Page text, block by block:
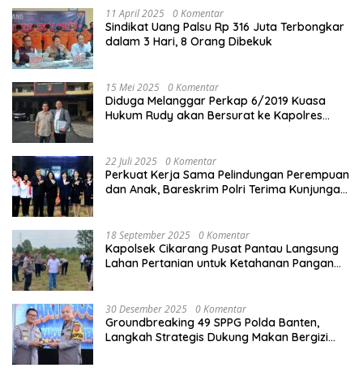
11 April 2025 0 Komentar
Sindikat Uang Palsu Rp 316 Juta Terbongkar
dalam 3 Hari, 8 Orang Dibekuk
15 Mei 2025 0 Komentar
Diduga Melanggar Perkap 6/2019 Kuasa
Hukum Rudy akan Bersurat ke Kapolres
22 Juli 2025 0 Komentar
Perkuat Kerja Sama Pelindungan Perempuan
dan Anak, Bareskrim Polri Terima Kunjungan
18 September 2025 0 Komentar
Kapolsek Cikarang Pusat Pantau Langsung
Lahan Pertanian untuk Ketahanan Pangan
30 Desember 2025 0 Komentar
Groundbreaking 49 SPPG Polda Banten,
Langkah Strategis Dukung Makan Bergizi